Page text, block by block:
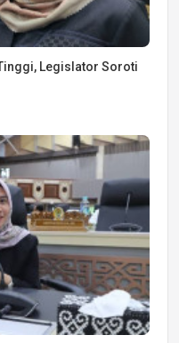
Legislator Soroti